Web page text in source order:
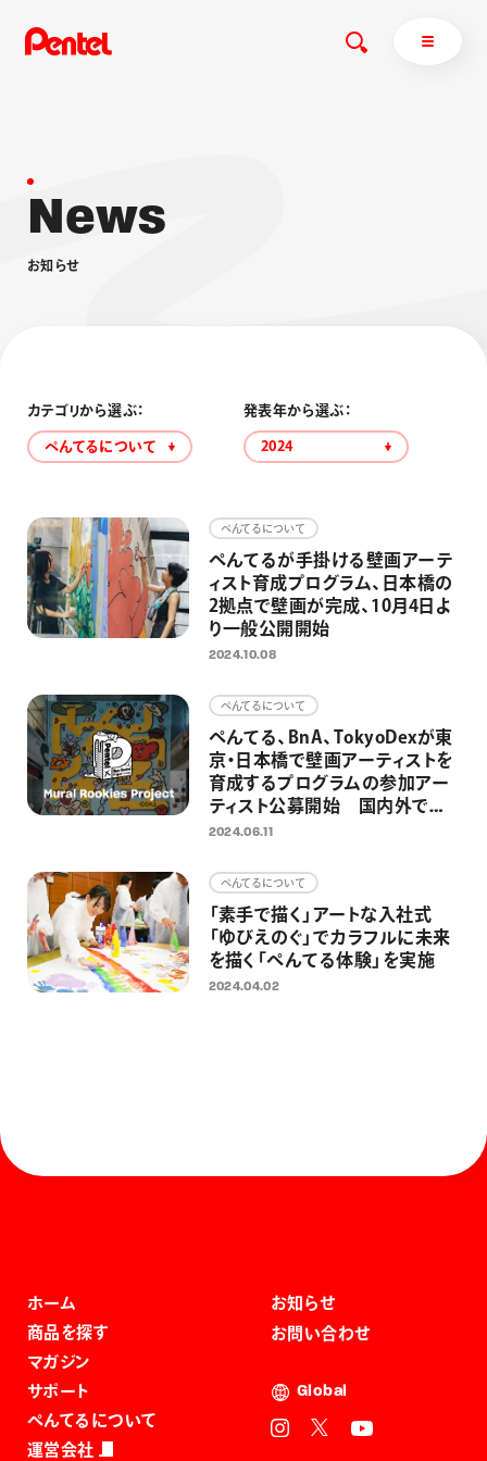
商品を探す
ブラッシュ（筆）
その他
採用情報
運営会社
News
お知 らせ
カテゴリから選ぶ：
ぺんてるについて
発表年から選ぶ：
2024
ぺんてるについて
ぺんてるが手掛ける壁画アーテ
ィスト育成プログラム、日本橋の
2拠点で壁画が完成、10月4日よ
り一般公開開始
2024.10.08
ぺんてるについて
ぺんてる、BnA、TokyoDexが東
京・日本橋で壁画アーティストを
育成するプログラムの参加アー
ティスト公募開始 国内外で活
躍のアーティストYUSEI
2024.06.11
ぺんてるについて
「素手で描く」アートな入社式
「ゆびえのぐ」でカラフルに未来
を描く「ぺんてる体験」を実施
2024.04.02
ホーム
商品を探す
マガジン
サポート
ぺんてるについて
運営会社
お知らせ
お問い合わせ
Global